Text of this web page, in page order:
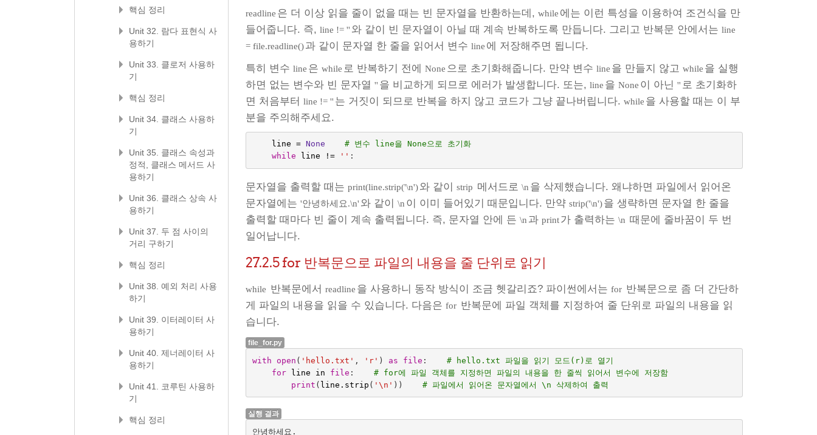
readline 은 더 이상 읽을 줄이 없을 때는 빈 문자열을 반환하는데,while 에는 이런 특성을 이용하여 조건식을 만
들어줍니다. 즉,line != '' 와 같이 빈 문자열이 아닐 때 계속 반복하도록 만듭니다. 그리고 반복문 안에서는line
= file.readline()과 같이 문자열 한 줄을 읽어서 변수line 에 저장해주면 됩니다.
특히 변수line 은while 로 반복하기 전에None 으로 초기화해줍니다. 만약 변수line 을 만들지 않고while 을 실행
하면 없는 변수와 빈 문자열'' 을 비교하게 되므로 에러가 발생합니다. 또는,line 을None 이 아닌'' 로 초기화하
면 처음부터line != '' 는 거짓이 되므로 반복을 하지 않고 코드가 그냥 끝나버립니다.while 을 사용할 때는 이 부
분을 주의해주세요.
line = None
# 변수 line을 None으로 초기화
while
line != '' :
문자열을 출력할 때는print(line.strip('\n')와 같이strip 메서드로\n 을 삭제했습니다. 왜냐하면 파일에서 읽어온
문자열에는'안녕하세요.\n' 와 같이\n 이 이미 들어있기 때문입니다. 만약strip('\n')을 생략하면 문자열 한 줄을
출력할 때마다 빈 줄이 계속 출력됩니다. 즉, 문자열 안에 든\n 과print가 출력하는\n 때문에 줄바꿈이 두 번
일어납니다.
27.2.5for 반복문으로 파일의 내용을 줄 단위로 읽기
while 반복문에서readline 을 사용하니 동작 방식이 조금 헷갈리죠? 파이썬에서는for 반복문으로 좀 더 간단하
게 파일의 내용을 읽을 수 있습니다. 다음은for 반복문에 파일 객체를 지정하여 줄 단위로 파일의 내용을 읽
습니다.
file_for.py
with open ( 'hello.txt' , 'r' ) as file :
# hello.txt 파일을 읽기 모드(r)로 열기
for
line in file :
# for에 파일 객체를 지정하면 파일의 내용을 한 줄씩 읽어서 변수에 저장함
print ( line . strip ( ' \n ' )) # 파일에서 읽어온 문자열에서 \n 삭제하여 출력
실행 결과
안녕하세요.
핵심 정리
Unit 32. 람다 표현식 사
용하기
Unit 33. 클로저 사용하
기
핵심 정리
Unit 34. 클래스 사용하
기
Unit 35. 클래스 속성과
정적, 클래스 메서드 사
용하기
Unit 36. 클래스 상속 사
용하기
Unit 37. 두 점 사이의
거리 구하기
핵심 정리
Unit 38. 예외 처리 사용
하기
Unit 39. 이터레이터 사
용하기
Unit 40. 제너레이터 사
용하기
Unit 41. 코루틴 사용하
기
핵심 정리